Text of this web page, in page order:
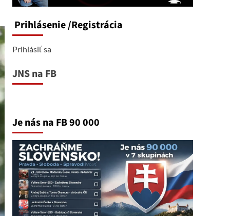
Prihlásenie/Registrácia
Prihlásiť sa
JNS na FB
Je nás na FB 90 000